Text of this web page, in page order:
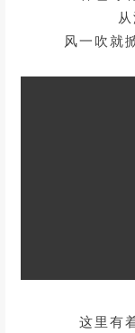
大
各色野
风一吹就